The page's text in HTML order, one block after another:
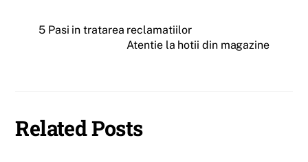
5 Pasi in tratarea reclamatiilor
Atentie la hotii din magazine
Related Posts